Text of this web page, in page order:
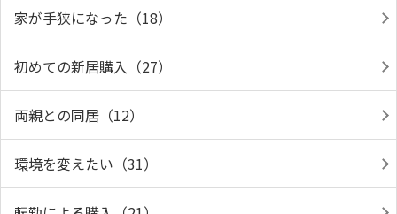
家が手狭になった（18）
初めての新居購入（27）
両親との同居（12）
環境を変えたい（31）